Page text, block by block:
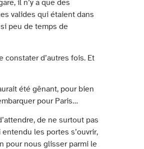
il n’y a que des
valides qui étaient dans
peu de temps de
constater d’autres fois. Et
été gênant, pour bien
pour Paris…
de ne surtout pas
les portes s’ouvrir,
pour nous glisser parmi le